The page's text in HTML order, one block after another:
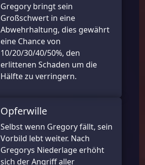
Gregory bringt sein
Großschwert in eine
Abwehrhaltung, dies gewährt
eine Chance von
10/20/30/40/50%, den
erlittenen Schaden um die
Hälfte zu verringern.
Opferwille
Selbst wenn Gregory fällt, sein
Vorbild lebt weiter. Nach
Gregorys Niederlage erhöht
sich der Angriff aller